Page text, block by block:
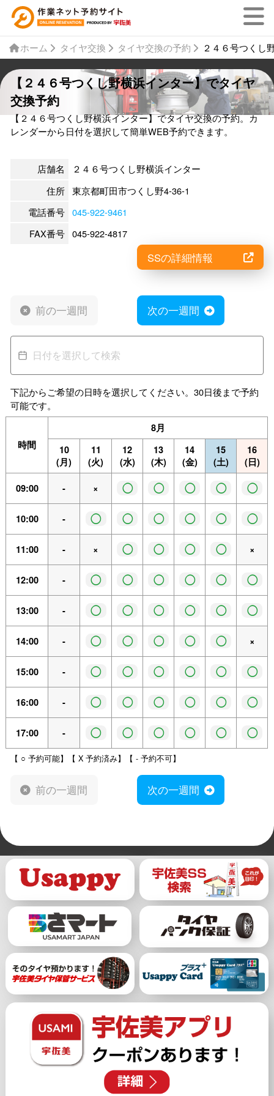
ホーム タイヤ交換 タイヤ交換の予約 ２４６号つくし
【２４６号つくし野横浜インター】でタイヤ
交換予約
【２４６号つくし野横浜インター】でタイヤ交換の予約。カ
レンダーから日付を選択して簡単WEB予約できます。
店舗名
２４６号つくし野横浜インター
住所 東京都町田市つくし野4-36-1
電話番号 045-922-9461
FAX番号 045-922-4817
SSの詳細情報
前の一週間 次の一週間
下記からご希望の日時を選択してください。30日後まで予約
可能です。
時間
8月
10
(月)
11
(火)
12
(水)
13
(木)
14
(金)
15
(土)
16
(日)
09:00 - × ◯ ◯ ◯ ◯ ◯
10:00 - ◯ ◯ ◯ ◯ ◯ ◯
11:00 - × ◯ ◯ ◯ ◯ ×
12:00 - ◯ ◯ ◯ ◯ ◯ ◯
13:00 - ◯ ◯ ◯ ◯ ◯ ◯
14:00 - ◯ ◯ ◯ ◯ ◯ ×
15:00 - ◯ ◯ ◯ ◯ ◯ ◯
16:00 - ◯ ◯ ◯ ◯ ◯ ◯
17:00 - ◯ ◯ ◯ ◯ ◯ ◯
【 ○ 予約可能】【 X 予約済み】【 - 予約不可】
前の一週間 次の一週間